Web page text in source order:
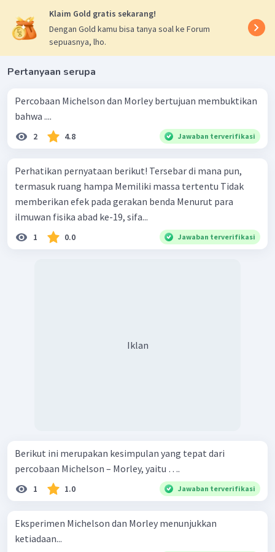
Klaim Gold gratis sekarang!
Dengan Gold kamu bisa tanya soal ke Forum
sepuasnya, lho.
Pertanyaan serupa
Percobaan Michelson dan Morley bertujuan membuktikan
bahwa ....
2 4.8 Jawaban terverifikasi
Perhatikan pernyataan berikut! Tersebar di mana pun,
termasuk ruang hampa Memiliki massa tertentu Tidak
memberikan efek pada gerakan benda Menurut para
ilmuwan fisika abad ke-19, sifa...
1 0.0 Jawaban terverifikasi
Iklan
Berikut ini merupakan kesimpulan yang tepat dari
percobaan Michelson – Morley, yaitu ….
1 1.0 Jawaban terverifikasi
Eksperimen Michelson dan Morley menunjukkan
ketiadaan...